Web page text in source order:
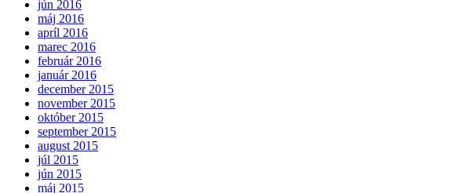
jún 2016
máj 2016
apríl 2016
marec 2016
február 2016
január 2016
december 2015
november 2015
október 2015
september 2015
august 2015
júl 2015
jún 2015
máj 2015